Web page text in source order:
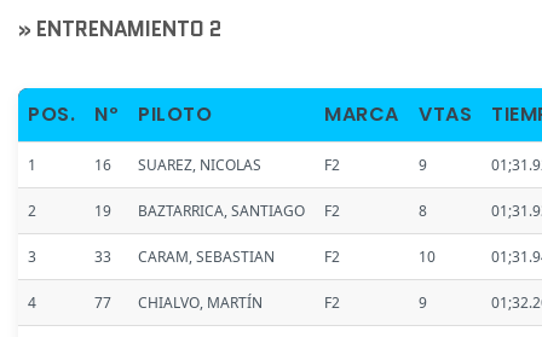
» ENTRENAMIENTO 2
POS. Nº PILOTO MARCA VTAS
1 16 SUAREZ, NICOLAS F2 9
2 19 BAZTARRICA, SANTIAGO F2 8
3 33 CARAM, SEBASTIAN F2 10
4 77 CHIALVO, MARTÍN F2 9